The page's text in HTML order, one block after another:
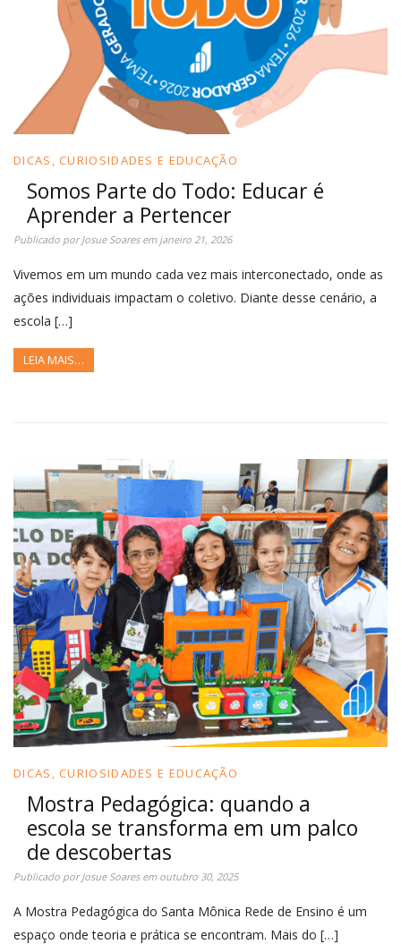
DICAS, CURIOSIDADES E EDUCAÇÃO
Somos Parte do Todo: Educar é
Aprender a Pertencer
Publicado porJosue Soaresem janeiro 21, 2026
Vivemos em um mundo cada vez mais interconectado, onde as
ações individuais impactam o coletivo. Diante desse cenário, a
escola […]
LEIA MAIS…
DICAS, CURIOSIDADES E EDUCAÇÃO
Mostra Pedagógica: quando a
escola se transforma em um palco
de descobertas
Publicado porJosue Soaresem outubro 30, 2025
A Mostra Pedagógica do Santa Mônica Rede de Ensino é um
espaço onde teoria e prática se encontram. Mais do […]